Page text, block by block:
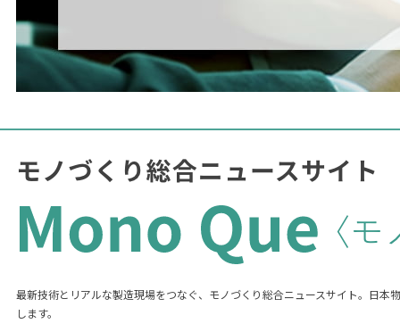
最新技術とリアルな製造現場をつなぐ、モノづくり総合ニュースサイト。日本
します。